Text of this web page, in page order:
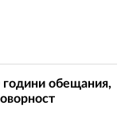
обещания,